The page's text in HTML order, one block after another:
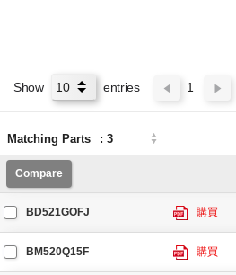
Show entries 1
Matching Parts : 3
Compare
BD521GOFJ 購買
BM520Q15F 購買
Matching Parts :3
Compare